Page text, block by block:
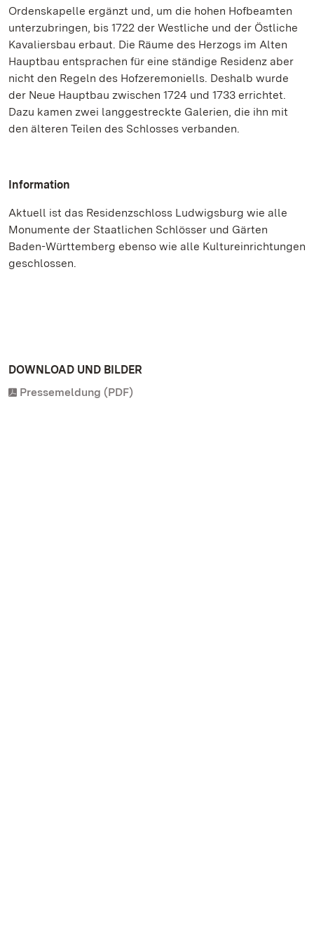
Ordenskapelle ergänzt und, um die hohen Hofbeamten
unterzubringen, bis 1722 der Westliche und der Östliche
Kavaliersbau erbaut. Die Räume des Herzogs im Alten
Hauptbau entsprachen für eine ständige Residenz aber
nicht den Regeln des Hofzeremoniells. Deshalb wurde
der Neue Hauptbau zwischen 1724 und 1733 errichtet.
Dazu kamen zwei langgestreckte Galerien, die ihn mit
den älteren Teilen des Schlosses verbanden.
Information
Aktuell ist das Residenzschloss Ludwigsburg wie alle
Monumente der Staatlichen Schlösser und Gärten
Baden-Württemberg ebenso wie alle Kultureinrichtungen
geschlossen.
DOWNLOAD UND BILDER
Pressemeldung (PDF)